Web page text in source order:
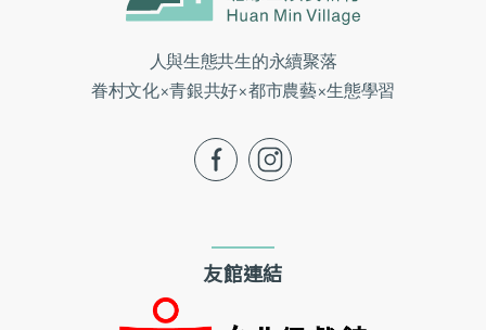
人與生態共生的永續聚落
眷村文化×青銀共好×都市農藝×生態學習
fb ig
友館連結